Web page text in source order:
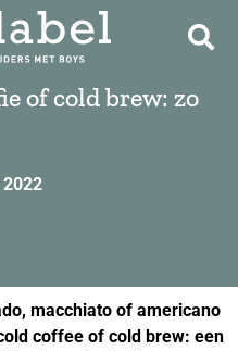
of cold brew: zo
macchiato of americano
coffee of cold brew: een